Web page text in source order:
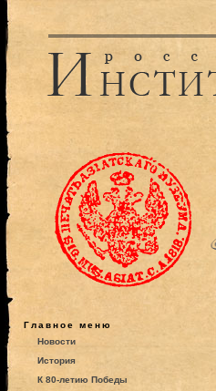
Главное меню
Новости
История
К 80-летию Победы